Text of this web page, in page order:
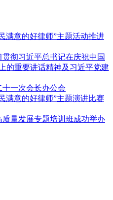
满意的好律师”主题活动推进
彻习近平总书记在庆祝中国
的重要讲话精神及习近平党建
一次会长办公会
满意的好律师”主题演讲比赛
量发展专题培训班成功举办